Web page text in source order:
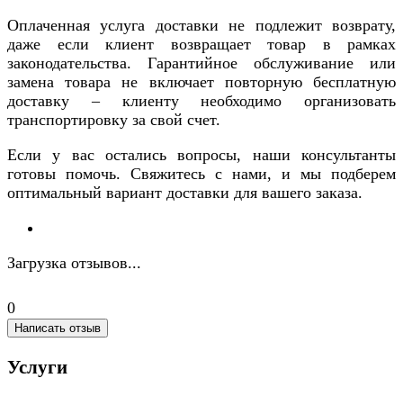
Оплаченная услуга доставки не подлежит возврату,
даже если клиент возвращает товар в рамках
законодательства. Гарантийное обслуживание или
замена товара не включает повторную бесплатную
доставку – клиенту необходимо организовать
транспортировку за свой счет.
Если у вас остались вопросы, наши консультанты
готовы помочь. Свяжитесь с нами, и мы подберем
оптимальный вариант доставки для вашего заказа.
Загрузка отзывов...
0
Написать отзыв
Услуги